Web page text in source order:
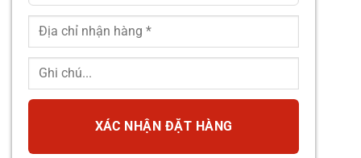
XÁC NHẬN ĐẶT HÀNG